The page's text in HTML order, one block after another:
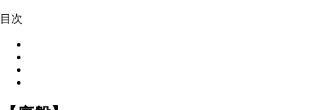
目次